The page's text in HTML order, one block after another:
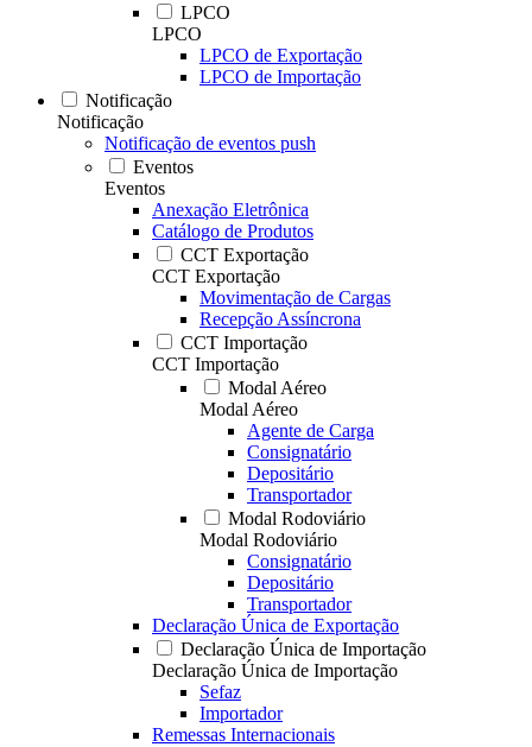
LPCO
LPCO
LPCO de Exportação
LPCO de Importação
Notificação
Notificação
Notificação de eventos push
Eventos
Eventos
Anexação Eletrônica
Catálogo de Produtos
CCT Exportação
CCT Exportação
Movimentação de Cargas
Recepção Assíncrona
CCT Importação
CCT Importação
Modal Aéreo
Modal Aéreo
Agente de Carga
Consignatário
Depositário
Transportador
Modal Rodoviário
Modal Rodoviário
Consignatário
Depositário
Transportador
Declaração Única de Exportação
Declaração Única de Importação
Declaração Única de Importação
Sefaz
Importador
Remessas Internacionais